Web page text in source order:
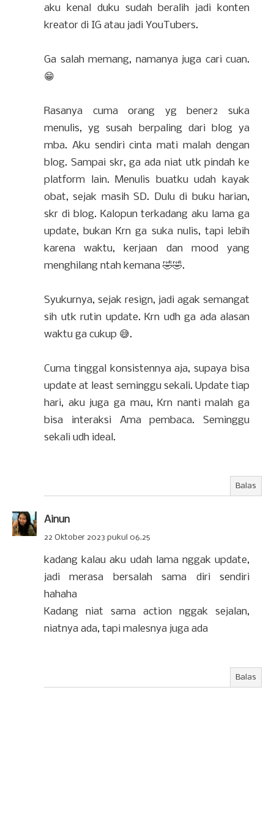
aku kenal duku sudah beralih jadi konten
kreator di IG atau jadi YouTubers.
Ga salah memang, namanya juga cari cuan.
😁
Rasanya cuma orang yg bener2 suka
menulis, yg susah berpaling dari blog ya
mba. Aku sendiri cinta mati malah dengan
blog. Sampai skr, ga ada niat utk pindah ke
platform lain. Menulis buatku udah kayak
obat, sejak masih SD. Dulu di buku harian,
skr di blog. Kalopun terkadang aku lama ga
update, bukan Krn ga suka nulis, tapi lebih
karena waktu, kerjaan dan mood yang
menghilang ntah kemana 🤣🤣.
Syukurnya, sejak resign, jadi agak semangat
sih utk rutin update. Krn udh ga ada alasan
waktu ga cukup 😅.
Cuma tinggal konsistennya aja, supaya bisa
update at least seminggu sekali. Update tiap
hari, aku juga ga mau, Krn nanti malah ga
bisa interaksi Ama pembaca. Seminggu
sekali udh ideal.
Balas
Ainun
22 Oktober 2023 pukul 06.25
kadang kalau aku udah lama nggak update,
jadi merasa bersalah sama diri sendiri
hahaha
Kadang niat sama action nggak sejalan,
niatnya ada, tapi malesnya juga ada
Balas